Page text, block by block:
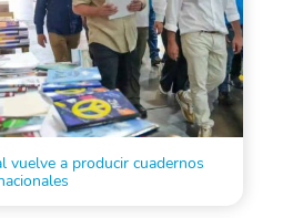
vuelve a producir cuadernos